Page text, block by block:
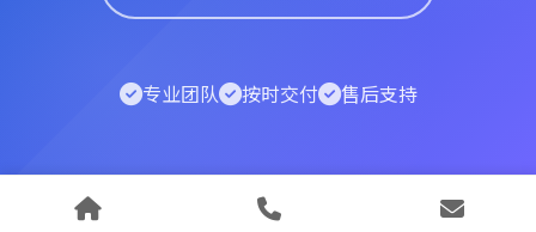
专业团队 按时交付 售后支持